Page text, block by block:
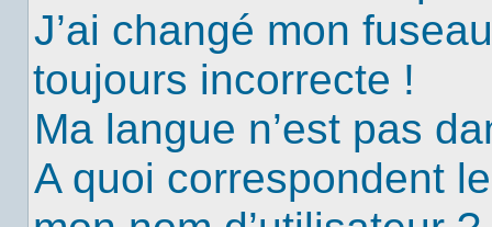
J’ai changé mon
toujours incorrecte !
Ma langue n’est pas
A quoi correspondent